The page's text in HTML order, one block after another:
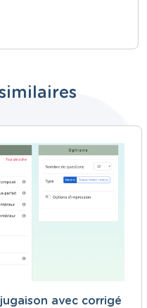
avec corrigé